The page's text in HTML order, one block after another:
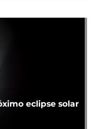
eclipse solar